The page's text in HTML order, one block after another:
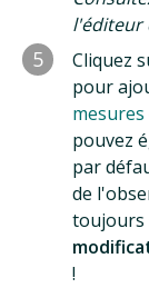
l'éditeur
5 Cliquez
pour
pouvez
par
de
toujours
!